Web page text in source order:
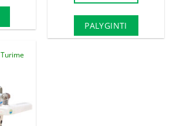
PALYGINTI
Turime